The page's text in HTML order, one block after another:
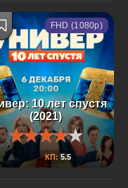
10 лет спустя
(2021)
КП: 5.5
FHD (1080p)